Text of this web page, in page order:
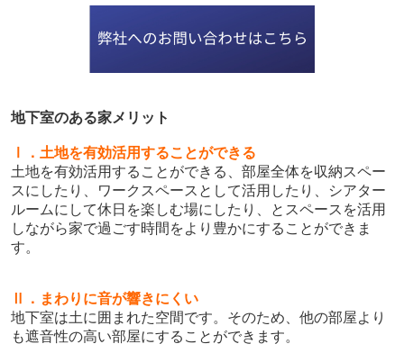
地下室のある家メリット
Ⅰ． 土地を有効活用することができる
土地を有効活用することができる、部屋全体を収納スペー
スにしたり、ワークスペースとして活用したり、シアター
ルームにして休日を楽しむ場にしたり、とスペースを活用
しながら家で過ごす時間をより豊かにすることができま
す。
Ⅱ．まわりに音が響きにくい
地下室は土に囲まれた空間です。そのため、他の部屋より
も遮音性の高い部屋にすることができます。